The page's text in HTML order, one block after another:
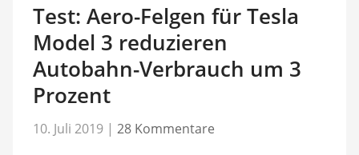
Test: Aero-Felgen für Tesla
Model 3 reduzieren
Autobahn-Verbrauch um 3
Prozent
10. Juli 2019 | 28 Kommentare